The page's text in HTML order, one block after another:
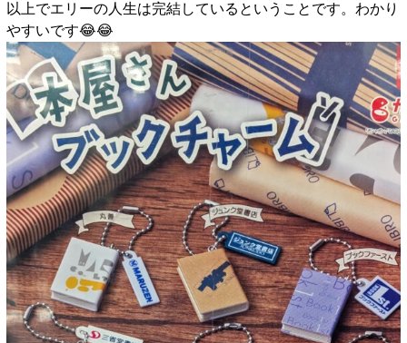
以上でエリーの人生は完結しているということです。わかり
やすいです😂😂